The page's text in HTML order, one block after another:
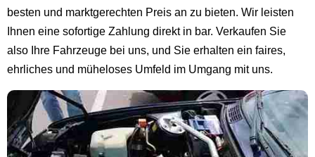
besten und marktgerechten Preis an zu bieten. Wir leisten
Ihnen eine sofortige Zahlung direkt in bar. Verkaufen Sie
also Ihre Fahrzeuge bei uns, und Sie erhalten ein faires,
ehrliches und müheloses Umfeld im Umgang mit uns.